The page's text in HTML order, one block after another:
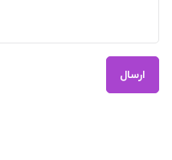
ارسال